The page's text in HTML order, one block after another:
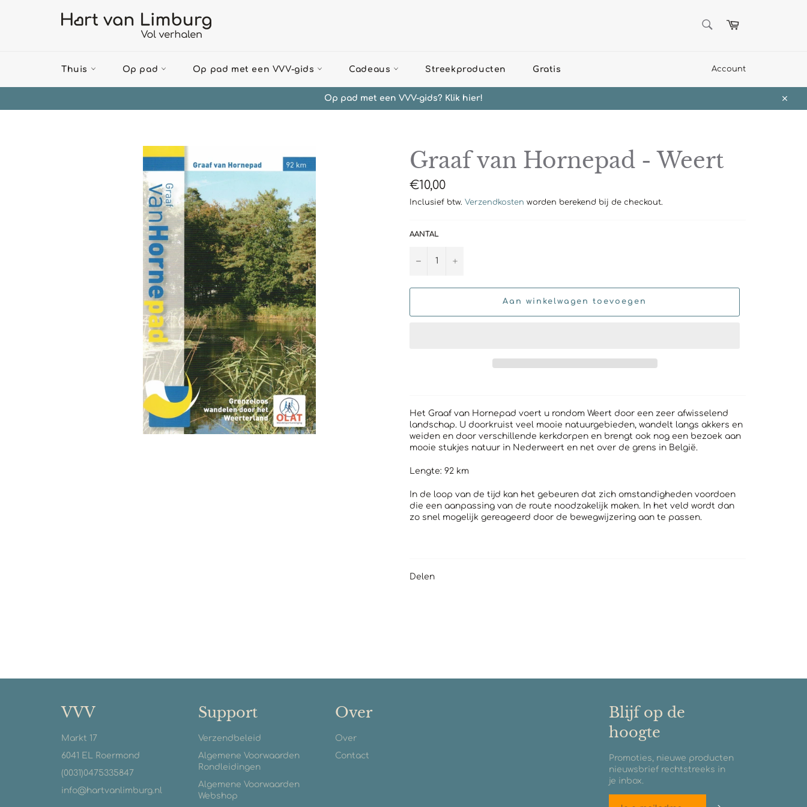
Winkelwagen
Thuis Op pad Op pad met een VVV-gids Cadeaus Streekproducten Gratis Account
Op pad met een VVV-gids? Klik hier!
Graaf van Hornepad - Weert
Normale
prijs
€10,00
Inclusief btw. Verzendkosten worden berekend bij de checkout.
AANTAL
− +
Aan winkelwagen toevoegen
Het Graaf van Hornepad voert u rondom Weert door een zeer afwisselend
landschap. U doorkruist veel mooie natuurgebieden, wandelt langs akkers en
weiden en door verschillende kerkdorpen en brengt ook nog een bezoek aan
mooie stukjes natuur in Nederweert en net over de grens in België.
Lengte: 92 km
In de loop van de tijd kan het gebeuren dat zich omstandigheden voordoen
die een aanpassing van de route noodzakelijk maken. In het veld wordt dan
zo snel mogelijk gereageerd door de bewegwijzering aan te passen.
Delen
VVV
Markt 17
6041 EL Roermond
(0031)0475335847
info@hartvanlimburg.nl
Support
Verzendbeleid
Algemene Voorwaarden
Rondleidingen
Algemene Voorwaarden
Webshop
Over
Over
Contact
Blijf op de
hoogte
Promoties, nieuwe producten
nieuwsbrief rechtstreeks in
je inbox.